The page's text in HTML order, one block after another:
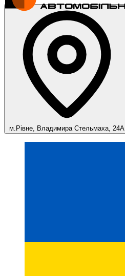
м.Рівне, Владимира Стельмаха, 24А